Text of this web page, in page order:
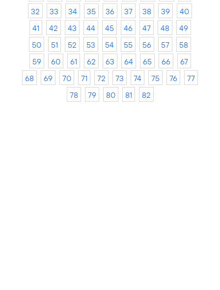
32
33 34 35 36 37 38 39
40
41
42 43 44 45 46 47 48
49
50
51 52 53 54 55 56 57
58
59
60 61 62 63 64 65 66
67
68
69 70 71 72 73 74 75 76
77
78
79 80 81 82